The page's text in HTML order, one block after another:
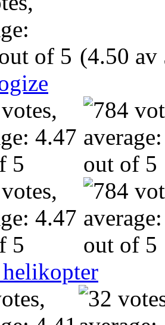
(4.50 av
helikopter